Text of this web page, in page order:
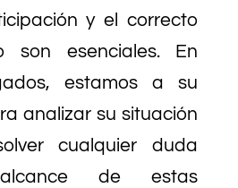
y el correcto
son esenciales. En
estamos a su
analizar su situación
cualquier duda
de estas